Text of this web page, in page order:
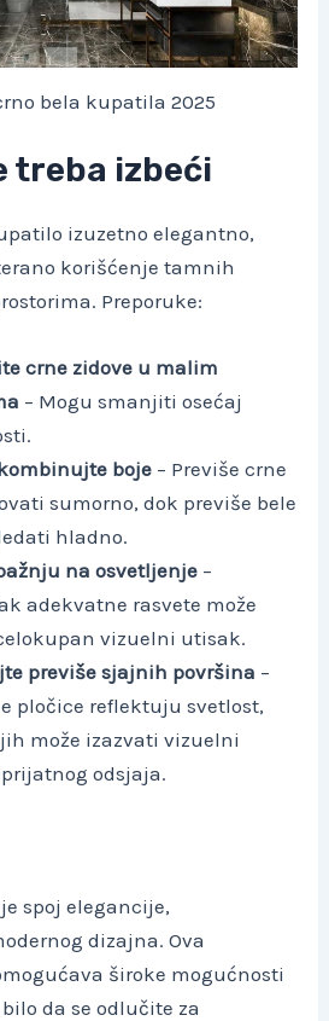
bela kupatila 2025
treba izbeći
izuzetno elegantno,
korišćenje tamnih
Preporuke:
crne zidove u malim
– Mogu smanjiti osećaj
boje– Previše crne
sumorno, dok previše bele
hladno.
na osvetljenje–
adekvatne rasvete može
vizuelni utisak.
previše sjajnih površina –
pločice reflektuju svetlost,
može izazvati vizuelni
odsjaja.
spoj elegancije,
dizajna. Ova
široke mogućnosti
da se odlučite za